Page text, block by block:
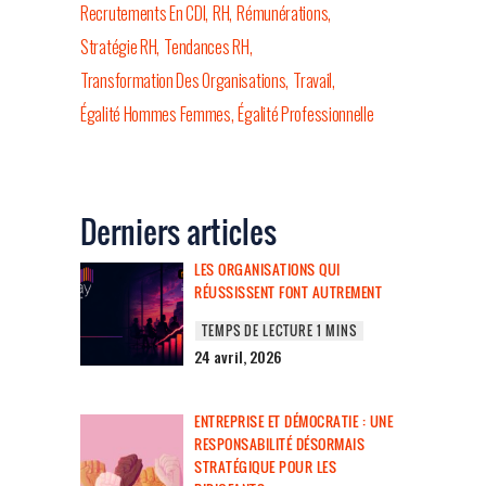
Recrutements En CDI RH Rémunérations
Stratégie RH Tendances RH
Transformation Des Organisations Travail
Égalité Hommes Femmes Égalité Professionnelle
Derniers articles
LES ORGANISATIONS QUI
RÉUSSISSENT FONT AUTREMENT
24 avril, 2026
ENTREPRISE ET DÉMOCRATIE : UNE
RESPONSABILITÉ DÉSORMAIS
STRATÉGIQUE POUR LES